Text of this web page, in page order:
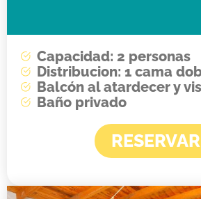
Capacidad: 2 personas
Distribucion: 1 cama
Balcón al atardecer y
Baño privado
RESERVAR